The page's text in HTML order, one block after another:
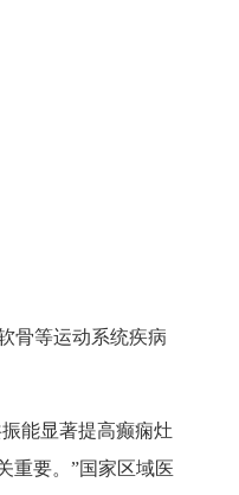
骨等运动系统疾病
能显著提高癫痫灶
重要。”国家区域医